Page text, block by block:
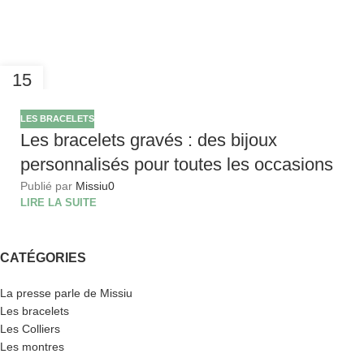
15
LES BRACELETS
Les bracelets gravés : des bijoux
personnalisés pour toutes les occasions
Publié par Missiu0
LIRE LA SUITE
CATÉGORIES
La presse parle de Missiu
Les bracelets
Les Colliers
Les montres